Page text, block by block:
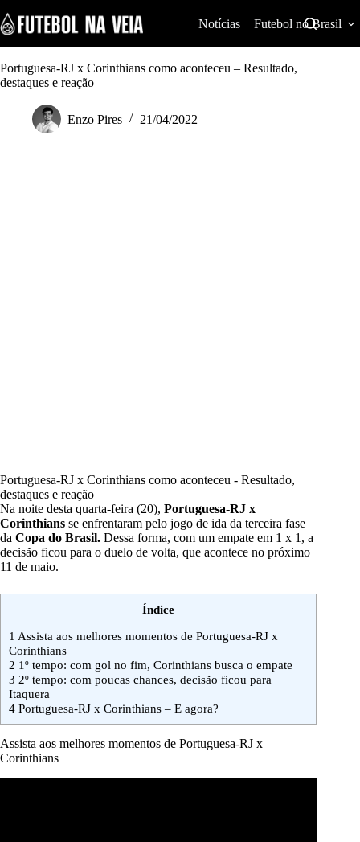
k
i
p
t
o
Notícias Futebol no Brasil
Portuguesa-RJ x Corinthians como aconteceu – Resultado,
destaques e reação
Enzo Pires 21/04/2022
Portuguesa-RJ x Corinthians como aconteceu - Resultado,
destaques e reação
Na noite desta quarta-feira (20), Portuguesa-RJ x
Corinthians se enfrentaram pelo jogo de ida da terceira fase
da Copa do Brasil. Dessa forma, com um empate em 1 x 1, a
decisão ficou para o duelo de volta, que acontece no próximo
11 de maio.
Índice
1 Assista aos melhores momentos de Portuguesa-RJ x
Corinthians
2 1º tempo: com gol no fim, Corinthians busca o empate
3 2º tempo: com poucas chances, decisão ficou para
Itaquera
4 Portuguesa-RJ x Corinthians – E agora?
Assista aos melhores momentos de Portuguesa-RJ x
Corinthians